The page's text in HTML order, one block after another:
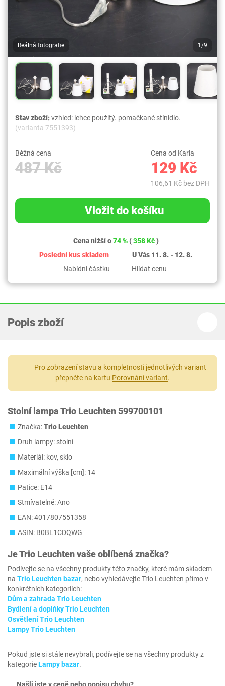
Reálná fotografie 1/9
Stav zboží:vzhled: lehce použitý. pomačkané stínidlo.
(varianta 7551393)
Běžná cena
487 Kč
Cena od Karla
129 Kč
106,61 Kč bez DPH
Vložit do košíku
Cena nižší o74 %(358 Kč)
Poslední kus skladem
U Vás 11. 8. - 12. 8.
Nabídni částku
Hlídat cenu
Popis zboží
Pro zobrazení stavu a kompletnosti jednotlivých variant
přepněte na kartu Porovnání variant.
Stolní lampa Trio Leuchten 599700101
Značka:Trio Leuchten
Druh lampy: stolní
Materiál: kov, sklo
Maximální výška [cm]: 14
Patice: E14
Stmívatelné: Ano
EAN: 4017807551358
ASIN: B0BL1CDQWG
JeTrio Leuchtenvaše oblíbená značka?
Podívejte se na všechny produkty této značky, které mám skladem
na Trio Leuchten bazar, nebo vyhledávejte Trio Leuchten přímo v
konkrétních kategoriích:
Dům a zahrada Trio Leuchten
Bydlení a doplňky Trio Leuchten
Osvětlení Trio Leuchten
Lampy Trio Leuchten
Pokud jste si stále nevybrali, podívejte se na všechny produkty z
kategorieLampy bazar.